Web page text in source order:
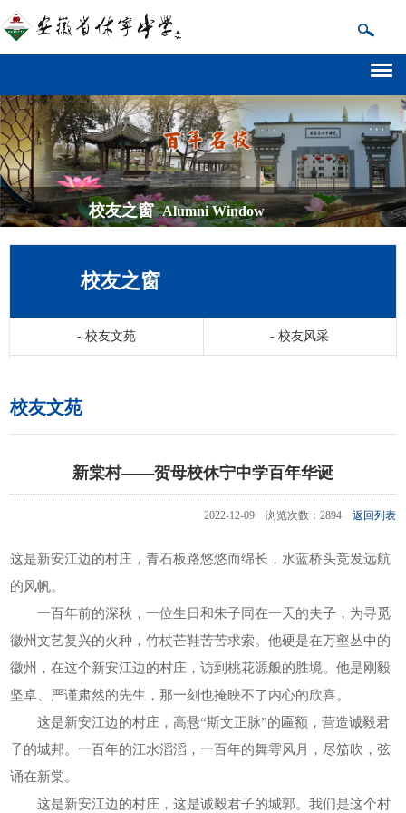
校友之窗 Alumni Window
校友之窗
-校友文苑 - 校友风采
校友文苑
新棠村——贺母校休宁中学百年华诞
2022-12-09 浏览次数：2894 返回列表
这是新安江边的村庄，青石板路悠悠而绵长，水蓝桥头竞发远航
的风帆。
一百年前的深秋，一位生日和朱子同在一天的夫子，为寻觅
徽州文艺复兴的火种，竹杖芒鞋苦苦求索。他硬是在万壑丛中的
徽州，在这个新安江边的村庄，访到桃花源般的胜境。他是刚毅
坚卓、严谨肃然的先生，那一刻也掩映不了内心的欣喜。
这是新安江边的村庄，高悬“斯文正脉”的匾额，营造诚毅君
子的城邦。一百年的江水滔滔，一百年的舞雩风月，尽笳吹，弦
诵在新棠。
这是新安江边的村庄，这是诚毅君子的城郭。我们是这个村